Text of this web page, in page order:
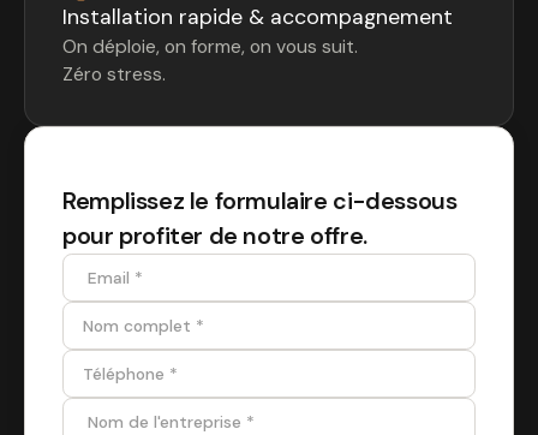
Installation rapide & accompagnement
On déploie, on forme, on vous suit.
Zéro stress.
Remplissez le formulaire ci-dessous
pour profiter de notre offre.